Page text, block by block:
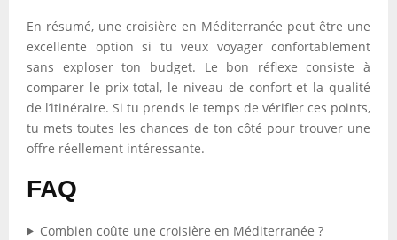
En résumé, une croisière en Méditerranée peut être une
excellente option si tu veux voyager confortablement
sans exploser ton budget. Le bon réflexe consiste à
comparer le prix total, le niveau de confort et la qualité
de l’itinéraire. Si tu prends le temps de vérifier ces points,
tu mets toutes les chances de ton côté pour trouver une
offre réellement intéressante.
FAQ
Combien coûte une croisière en Méditerranée ?